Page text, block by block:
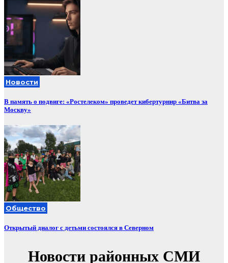
Новости
В память о подвиге: «Ростелеком» проведет кибертурнир «Битва за
Москву»
Общество
Открытый диалог с детьми состоялся в Северном